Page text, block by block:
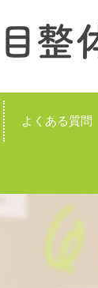
よくある質問